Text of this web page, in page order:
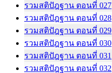
รวมสติปัฎฐาน ตอนที่ 027
รวมสติปัฎฐาน ตอนที่ 028
รวมสติปัฎฐาน ตอนที่ 029
รวมสติปัฎฐาน ตอนที่ 030
รวมสติปัฎฐาน ตอนที่ 031
รวมสติปัฎฐาน ตอนที่ 032